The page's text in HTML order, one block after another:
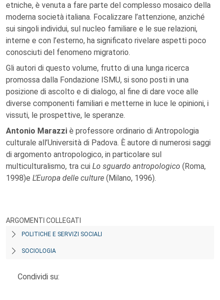
etniche, è venuta a fare parte del complesso mosaico della
moderna società italiana. Focalizzare l’attenzione, anziché
sui singoli individui, sul nucleo familiare e le sue relazioni,
interne e con l’esterno, ha significato rivelare aspetti poco
conosciuti del fenomeno migratorio.
Gli autori di questo volume, frutto di una lunga ricerca
promossa dalla Fondazione ISMU, si sono posti in una
posizione di ascolto e di dialogo, al fine di dare voce alle
diverse componenti familiari e metterne in luce le opinioni, i
vissuti, le prospettive, le speranze.
Antonio Marazzi è professore ordinario di Antropologia
culturale all’Università di Padova. È autore di numerosi saggi
di argomento antropologico, in particolare sul
multiculturalismo, tra cui Lo sguardo antropologico (Roma,
1998)e L’Europa delle culture (Milano, 1996).
ARGOMENTI COLLEGATI
POLITICHE E SERVIZI SOCIALI
SOCIOLOGIA
Condividi su: